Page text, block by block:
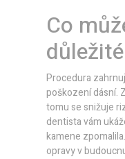
Co
Procedura
poškození dásní.
tomu se snižuje
dentista vám
kamene
opravy v